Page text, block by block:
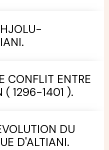
CONFLIT ENTRE
( 1296-1401 ).
DU
D'ALTIANI.